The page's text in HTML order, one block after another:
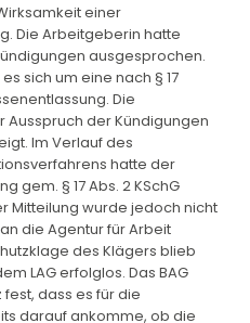
einer
Die Arbeitgeberin hatte
ausgesprochen.
sich um eine nach § 17
Die
der Kündigungen
Im Verlauf des
hatte der
gem. § 17 Abs. 2 KSchG
Mitteilung wurde jedoch nicht
an die Agentur für Arbeit
des Klägers blieb
LAG erfolglos. Das BAG
dass es für die
darauf ankomme, ob die